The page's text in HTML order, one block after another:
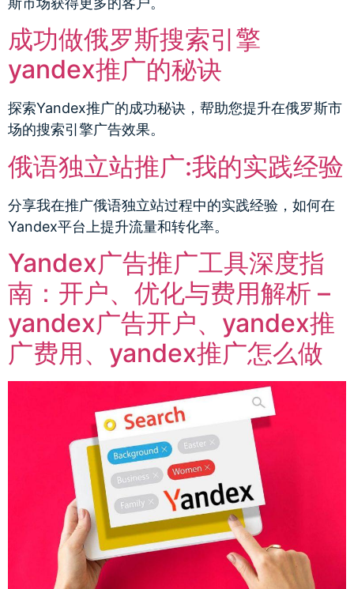
成功做俄罗斯搜索引擎
yandex推广的秘诀
探索Yandex推广的成功秘诀，帮助您提升在俄罗斯市
场的搜索引擎广告效果。
俄语独立站推广:我的实践经验
分享我在推广俄语独立站过程中的实践经验，如何在
Yandex平台上提升流量和转化率。
Yandex广告推广工具深度指
南：开户、优化与费用解析 –
yandex广告开户、yandex推
广费用、yandex推广怎么做